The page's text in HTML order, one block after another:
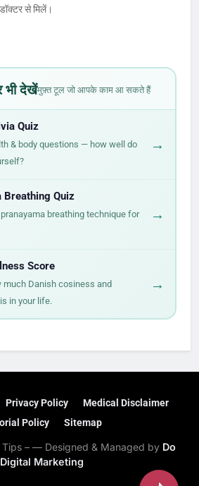
से मिलें।
देखेंमुफ़्त टूल जो आपके काम आ सकते हैं
Quiz
& body questions — how well do
→
Breathing Quiz
breathing technique for
→
Score
much Danish cosiness and
in your life.
→
Privacy Policy
Medical Disclaimer
Policy
Sitemap
– — Designed & Managed by Do
Digital Marketing